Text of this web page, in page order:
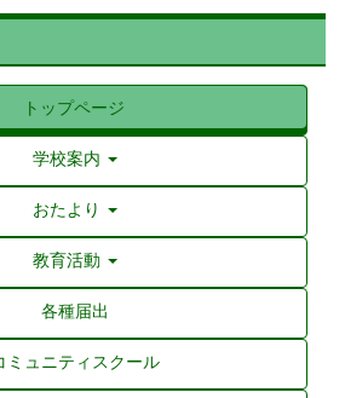
トップページ
学校案内
おたより
教育活動
各種届出
ミュニティスクール